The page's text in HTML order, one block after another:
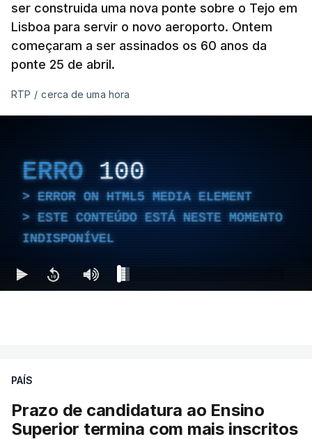
ser construida uma nova ponte sobre o Tejo em
Lisboa para servir o novo aeroporto. Ontem
começaram a ser assinados os 60 anos da
ponte 25 de abril.
RTP / cerca de uma hora
ERRO 100
ERROR ON HTML5 MEDIA ELEMENT
ESTE CONTEÚDO ESTÁ NESTE MOMENTO
INDISPONÍVEL
PAÍS
Prazo de candidatura ao Ensino
Superior termina com mais inscritos